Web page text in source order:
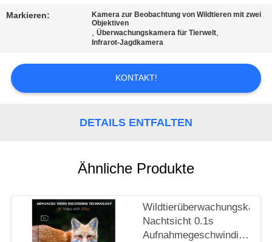
NEUIGKEITEN
UM
EIN
Markieren:
Kamera zur Beobachtung von Wildtieren mit zwei
Objektiven
,Überwachungskamera für Tierwelt,
Infrarot-Jagdkamera
KONTAKT!
DETAILS ENTFALTEN
Ähnliche Produkte
Nachtsicht 0.1s
Aufnahmegeschwindigkeit